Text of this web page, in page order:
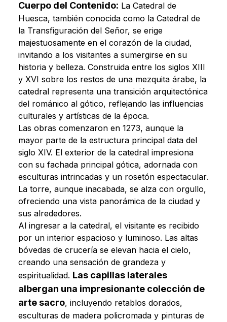
Cuerpo del Contenido: La Catedral de
Huesca, también conocida como la Catedral de
la Transfiguración del Señor, se erige
majestuosamente en el corazón de la ciudad,
invitando a los visitantes a sumergirse en su
historia y belleza. Construida entre los siglos XIII
y XVI sobre los restos de una mezquita árabe, la
catedral representa una transición arquitectónica
del románico al gótico, reflejando las influencias
culturales y artísticas de la época.
Las obras comenzaron en 1273, aunque la
mayor parte de la estructura principal data del
siglo XIV. El exterior de la catedral impresiona
con su fachada principal gótica, adornada con
esculturas intrincadas y un rosetón espectacular.
La torre, aunque inacabada, se alza con orgullo,
ofreciendo una vista panorámica de la ciudad y
sus alrededores.
Al ingresar a la catedral, el visitante es recibido
por un interior espacioso y luminoso. Las altas
bóvedas de crucería se elevan hacia el cielo,
creando una sensación de grandeza y
espiritualidad. Las capillas laterales
albergan una impresionante colección de
arte sacro, incluyendo retablos dorados,
esculturas de madera policromada y pinturas de